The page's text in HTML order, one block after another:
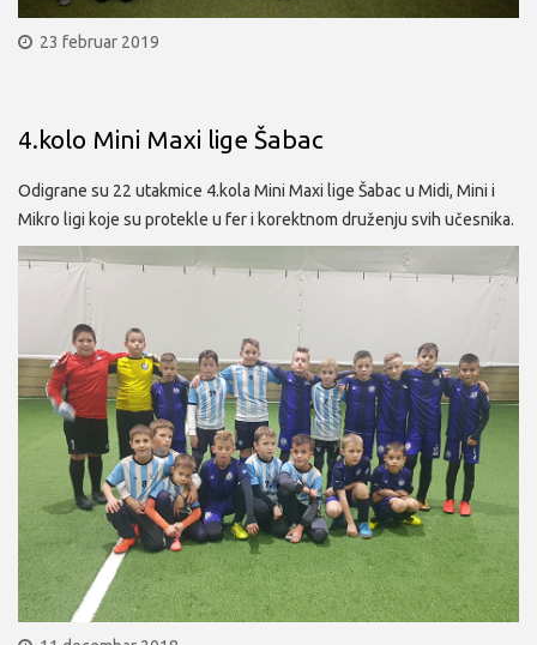
23 februar 2019
4.kolo Mini Maxi lige Šabac
Odigrane su 22 utakmice 4.kola Mini Maxi lige Šabac u Midi, Mini i
Mikro ligi koje su protekle u fer i korektnom druženju svih učesnika.